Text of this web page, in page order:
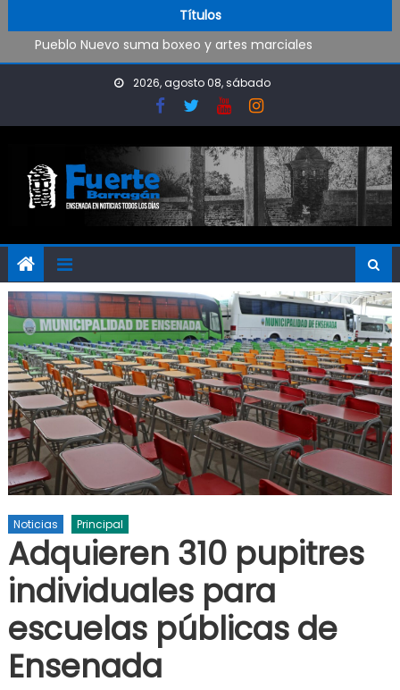
Títulos
Pueblo Nuevo suma boxeo y artes marciales
OPINIÓN: ¿Hasta cuándo vamos a soportar todo esto?
El Rojo juega este sábado en Ensenada y necesita ganar
2026, agosto 08, sábado
Noticias Principal
Adquieren 310 pupitres
individuales para
escuelas públicas de
Ensenada